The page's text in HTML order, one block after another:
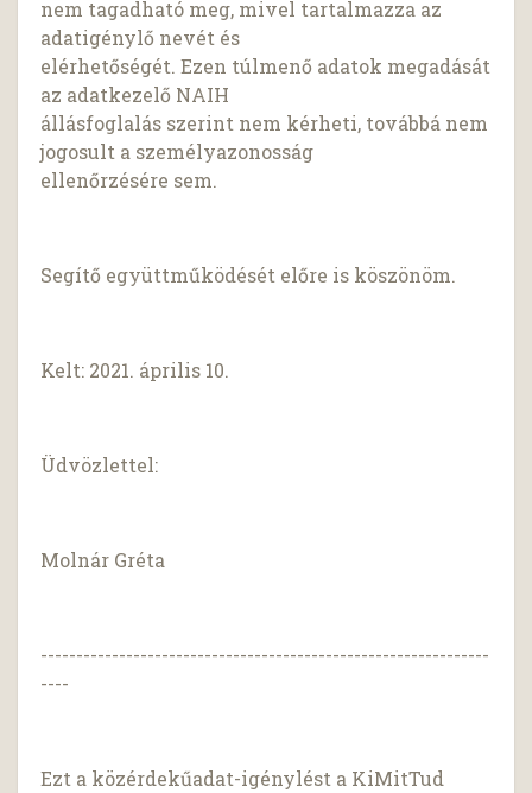
nem tagadható meg, mivel tartalmazza az
adatigénylő nevét és
elérhetőségét. Ezen túlmenő adatok megadását
az adatkezelő NAIH
állásfoglalás szerint nem kérheti, továbbá nem
jogosult a személyazonosság
ellenőrzésére sem.
Segítő együttműködését előre is köszönöm.
Kelt: 2021. április 10.
Üdvözlettel:
Molnár Gréta
---------------------------------------------------------------
----
Ezt a közérdekűadat-igénylést a KiMitTud